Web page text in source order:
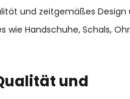
und zeitgemäßes
wie Handschuhe, Schals,
und